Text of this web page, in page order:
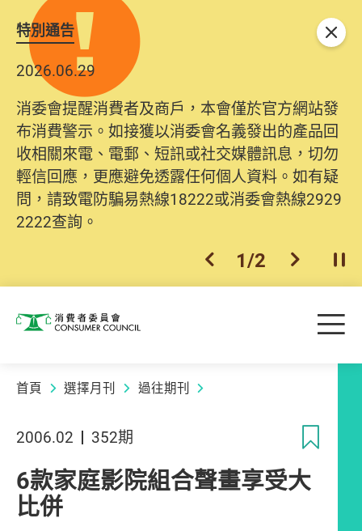
特別通告
2026.06.29
消委會提醒消費者及商戶，本會僅於官方網站發
布消費警示。如接獲以消委會名義發出的產品回
收相關來電、電郵、短訊或社交媒體訊息，切勿
輕信回應，更應避免透露任何個人資料。如有疑
問，請致電防騙易熱線18222或消委會熱線2929
2222查詢。
上一個
1/2 下一個開
關閉
消費者委員會 目
首頁 選擇月刊 過往期刊
2006.02 352期
6款家庭影院組合聲畫享受大
比併